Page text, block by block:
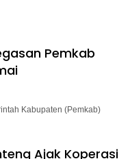
Pemkab
Kabupaten (Pemkab)
Ajak Koperasi